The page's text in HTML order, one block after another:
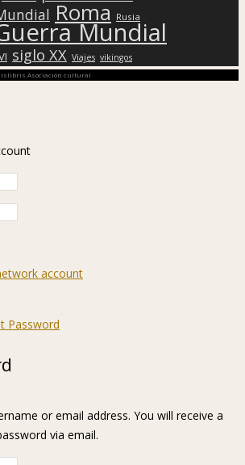
Roma Rusia
Mundial
siglo XX Viajes vikingos
Asociación cultural
account
Password
or email address. You will receive a
via email.